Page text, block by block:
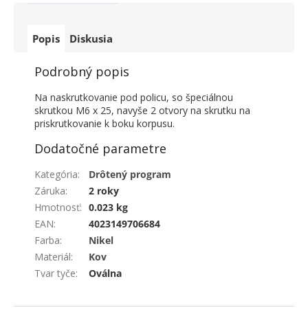
Popis Diskusia
Podrobný popis
Na naskrutkovanie pod policu, so špeciálnou
skrutkou M6 x 25, navyše 2 otvory na skrutku na
priskrutkovanie k boku korpusu.
Dodatočné parametre
Kategória:
Drôtený program
Záruka:
2 roky
Hmotnosť: 0.023 kg
EAN:
4023149706684
Farba:
Nikel
Materiál:
Kov
Tvar tyče: Oválna
ZÁPÄTIE